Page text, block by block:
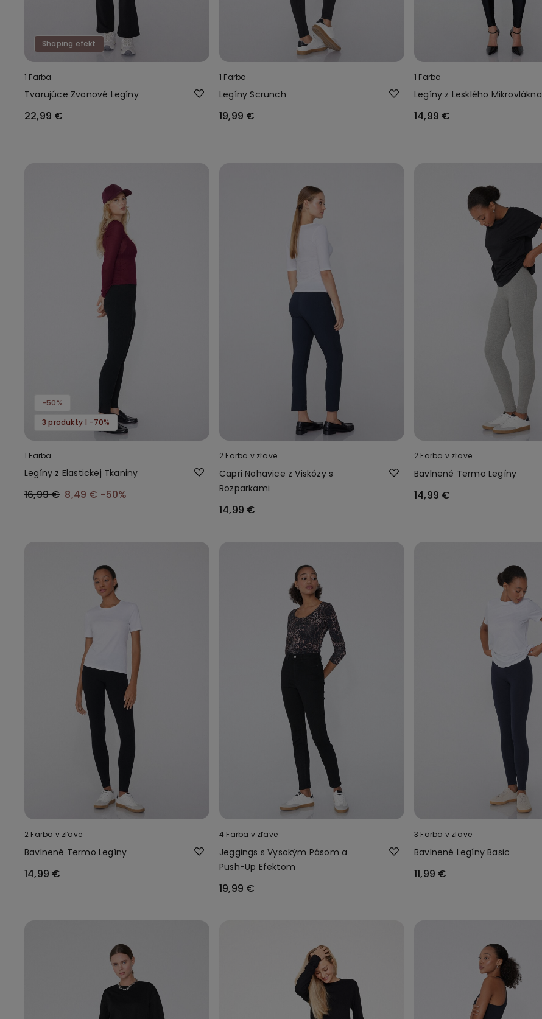
Shaping efekt
1 Farba
Tvarujúce Zvonové Legíny
22,99 €
1 Farba
Legíny Scrunch
19,99 €
1 Farba
Legíny z Lesklého Mikrovlákna
14,99 €
-50%
3 produkty | -70%
1 Farba
Legíny z Elastickej Tkaniny
16,99 € 8,49 € -50%
2 Farba v zľave
Capri Nohavice z Viskózy s
Rozparkami
14,99 €
2 Farba v zľave
Bavlnené Termo Legíny
14,99 €
2 Farba v zľave
Bavlnené Termo Legíny
14,99 €
4 Farba v zľave
Jeggings s Vysokým Pásom a
Push-Up Efektom
19,99 €
3 Farba v zľave
Bavlnené Legíny Basic
11,99 €